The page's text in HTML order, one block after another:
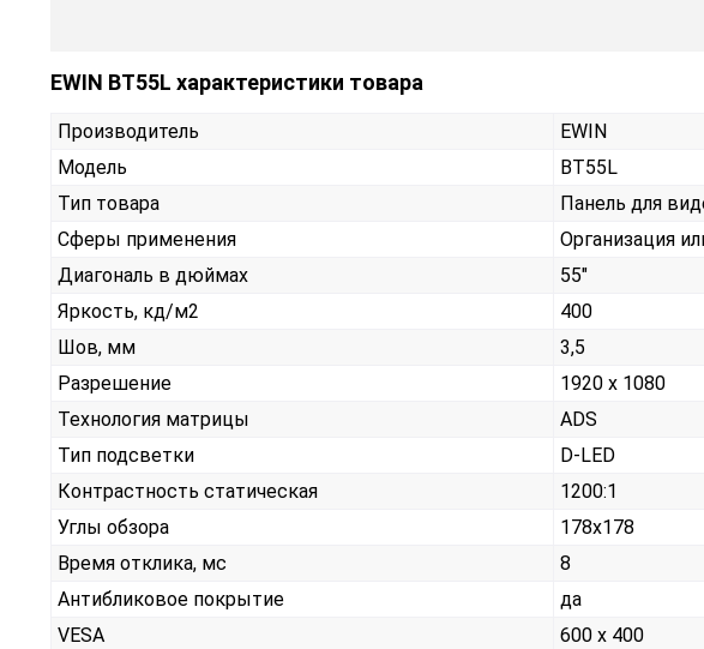
EWIN BT55L характеристики товара
Производитель
EWIN
Модель
BT55L
Тип товара
Панель для
Сферы применения
Организация
Диагональ в дюймах
55"
Яркость, кд/м2
400
Шов, мм
3,5
Разрешение
1920 x 1080
Технология матрицы
ADS
Тип подсветки
D-LED
Контрастность статическая
1200:1
Углы обзора
178x178
Время отклика, мс
8
Антибликовое покрытие
да
VESA
600 x 400